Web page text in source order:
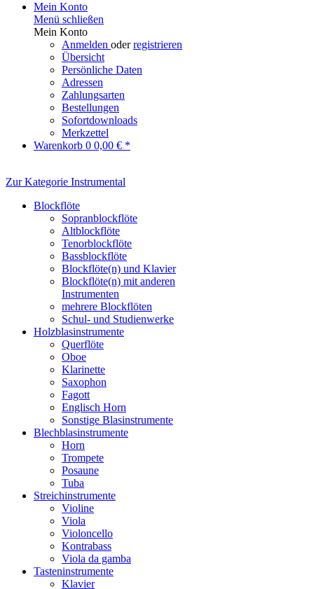
Mein Konto
Menü schließen
Mein Konto
Anmelden oderregistrieren
Übersicht
Persönliche Daten
Adressen
Zahlungsarten
Bestellungen
Sofortdownloads
Merkzettel
Warenkorb 0 0,00 € *
Zur Kategorie Instrumental
Blockflöte
Sopranblockflöte
Altblockflöte
Tenorblockflöte
Bassblockflöte
Blockflöte(n) und Klavier
Blockflöte(n) mit anderen
Instrumenten
mehrere Blockflöten
Schul- und Studienwerke
Holzblasinstrumente
Querflöte
Oboe
Klarinette
Saxophon
Fagott
Englisch Horn
Sonstige Blasinstrumente
Blechblasinstrumente
Horn
Trompete
Posaune
Tuba
Streichinstrumente
Violine
Viola
Violoncello
Kontrabass
Viola da gamba
Tasteninstrumente
Klavier